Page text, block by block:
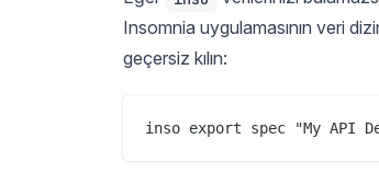
Insomnia uygulamasının veri
geçersiz kılın: